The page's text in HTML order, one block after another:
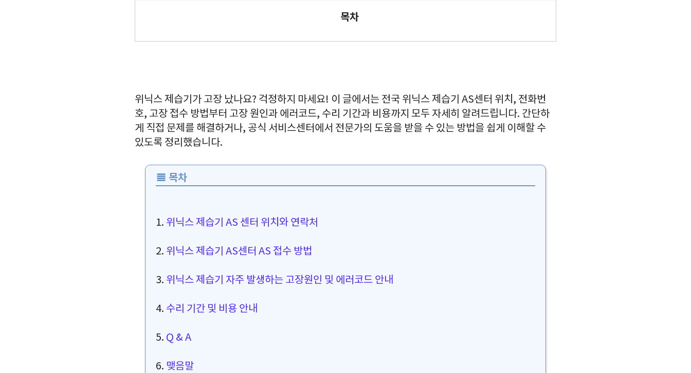
목차
위닉스 제습기가 고장 났나요? 걱정하지 마세요! 이 글에서는 전국 위닉스 제습기 AS센터 위치, 전화번
호, 고장 접수 방법부터 고장 원인과 에러코드, 수리 기간과 비용까지 모두 자세히 알려드립니다. 간단하
게 직접 문제를 해결하거나, 공식 서비스센터에서 전문가의 도움을 받을 수 있는 방법을 쉽게 이해할 수
있도록 정리했습니다.
≣ 목차
1. 위닉스 제습기 AS 센터 위치와 연락처
2. 위닉스 제습기 AS센터 AS 접수 방법
3. 위닉스 제습기 자주 발생하는 고장원인 및 에러코드 안내
4. 수리 기간 및 비용 안내
5. Q & A
6. 맺음말